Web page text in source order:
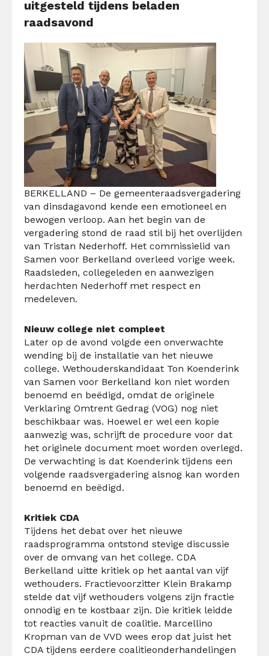
uitgesteld tijdens beladen
raadsavond
BERKELLAND – De gemeenteraadsvergadering
van dinsdagavond kende een emotioneel en
bewogen verloop. Aan het begin van de
vergadering stond de raad stil bij het overlijden
van Tristan Nederhoff. Het commissielid van
Samen voor Berkelland overleed vorige week.
Raadsleden, collegeleden en aanwezigen
herdachten Nederhoff met respect en
medeleven.
Nieuw college niet compleet
Later op de avond volgde een onverwachte
wending bij de installatie van het nieuwe
college. Wethouderskandidaat Ton Koenderink
van Samen voor Berkelland kon niet worden
benoemd en beëdigd, omdat de originele
Verklaring Omtrent Gedrag (VOG) nog niet
beschikbaar was. Hoewel er wel een kopie
aanwezig was, schrijft de procedure voor dat
het originele document moet worden overlegd.
De verwachting is dat Koenderink tijdens een
volgende raadsvergadering alsnog kan worden
benoemd en beëdigd.
Kritiek CDA
Tijdens het debat over het nieuwe
raadsprogramma ontstond stevige discussie
over de omvang van het college. CDA
Berkelland uitte kritiek op het aantal van vijf
wethouders. Fractievoorzitter Klein Brakamp
stelde dat vijf wethouders volgens zijn fractie
onnodig en te kostbaar zijn. Die kritiek leidde
tot reacties vanuit de coalitie. Marcellino
Kropman van de VVD wees erop dat juist het
CDA tijdens eerdere coalitieonderhandelingen